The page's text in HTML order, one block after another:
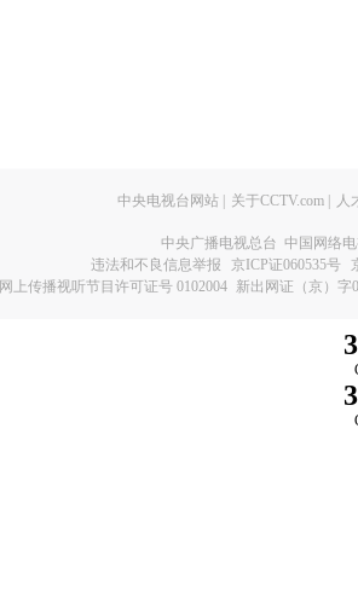
中央电视台网站 关于CCTV.com 人
中央广播电视总台 中国网络
违法和不良信息举报
京ICP证060535号
网上传播视听节目许可证号 0102004 新出网证（京）